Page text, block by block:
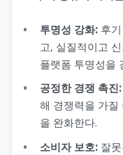
투명성 강화: 후
고, 실질적이고
플랫폼 투명성을
공정한 경쟁 촉진:
해 경쟁력을 가질
을 완화한다.
소비자 보호: 잘